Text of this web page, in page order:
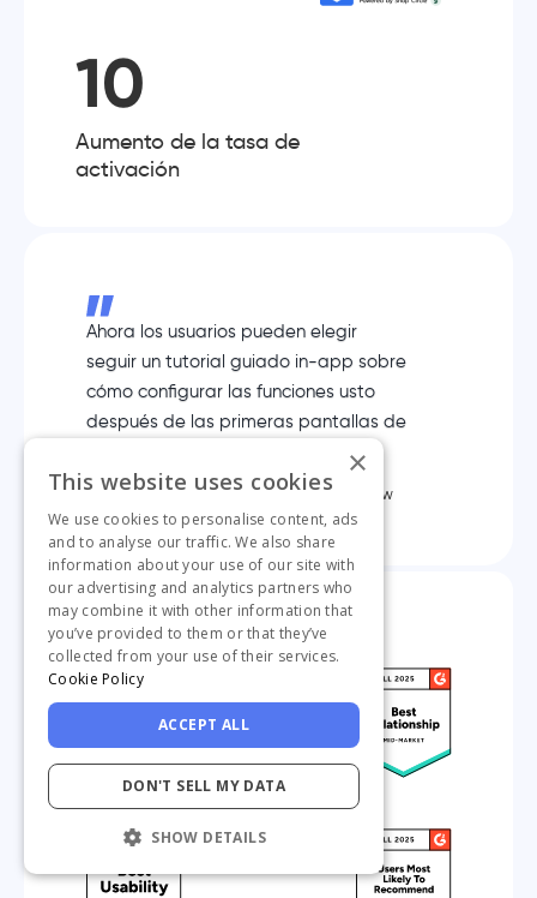
10
Aumento de la tasa de
activación
Ahora los usuarios pueden elegir
seguir un tutorial guiado in-app sobre
cómo configurar las funciones usto
después de las primeras pantallas de
Rémi Drogoul
Head of Partnerships & Marketing @Opinew
×
This website uses cookies
We use cookies to personalise content, ads
and to analyse our traffic. We also share
information about your use of our site with
our advertising and analytics partners who
may combine it with other information that
you’ve provided to them or that they’ve
collected from your use of their services.
Cookie Policy
ACCEPT ALL
DON'T SELL MY DATA
SHOW DETAILS